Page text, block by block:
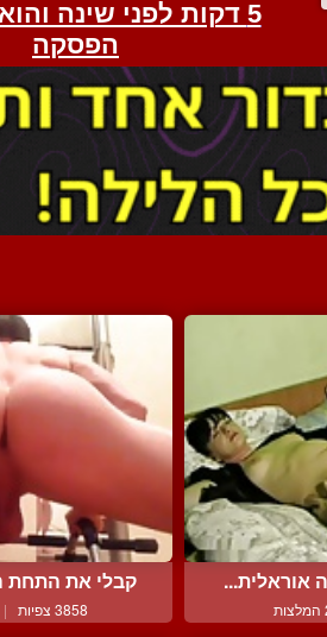
אוראלית... קבלי את התחת
3858 צפיות |